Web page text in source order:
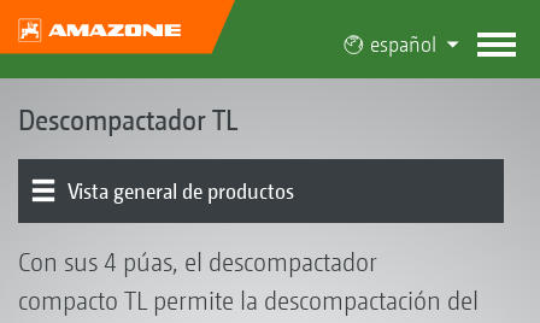
español
Descompactador TL
Vista general de productos
Con sus 4 púas, el descompactador
compacto TL permite la descompactación del